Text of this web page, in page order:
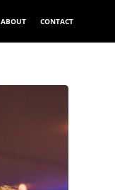
ABOUT CONTACT